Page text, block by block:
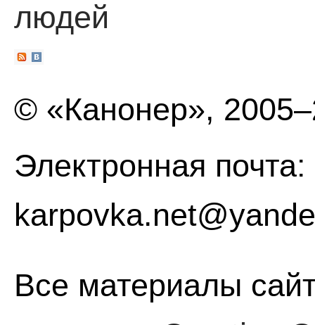
людей
© «Канонер»,
Электронная почта:
Все материалы